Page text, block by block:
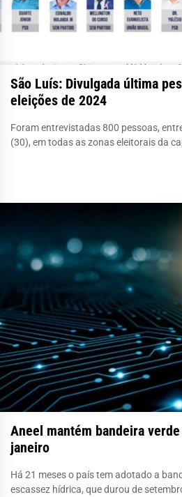
São Luís: Divulgada última
eleições de 2024
Foram entrevistadas 800 pessoas,
(30), em todas as zonas eleitorais da
Aneel mantém bandeira
janeiro
Há 21 meses o país tem adotado a
escassez hídrica, que durou de